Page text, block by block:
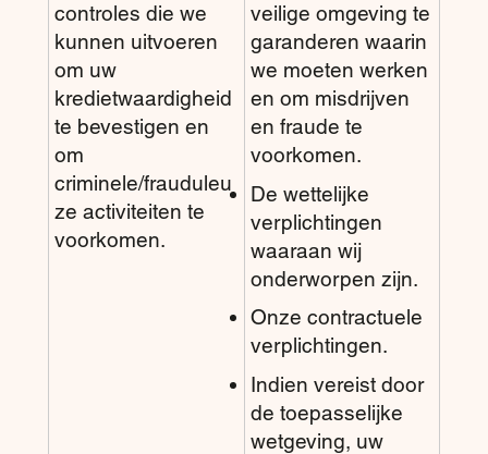
controles die we
kunnen uitvoeren
om uw
kredietwaardigheid
te bevestigen en
om
criminele/frauduleu
ze activiteiten te
voorkomen.
veilige omgeving te
garanderen waarin
we moeten werken
en om misdrijven
en fraude te
voorkomen.
De wettelijke
verplichtingen
waaraan wij
onderworpen zijn.
Onze contractuele
verplichtingen.
Indien vereist door
de toepasselijke
wetgeving, uw